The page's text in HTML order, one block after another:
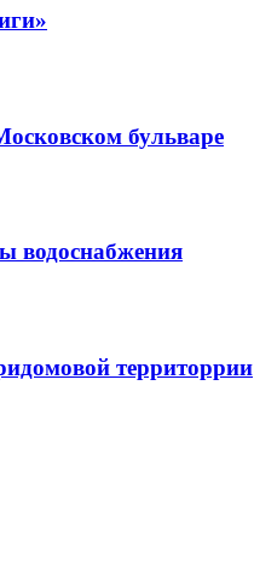
бульваре
водоснабжения
территоррии